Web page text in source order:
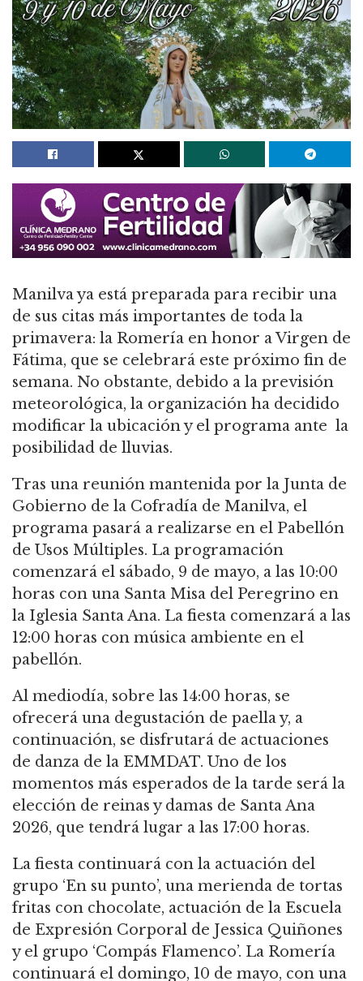
Manilva ya está preparada para recibir una
de sus citas más importantes de toda la
primavera: la Romería en honor a Virgen de
Fátima, que se celebrará este próximo fin de
semana. No obstante, debido a la previsión
meteorológica, la organización ha decidido
modificar la ubicación y el programa ante la
posibilidad de lluvias.
Tras una reunión mantenida por la Junta de
Gobierno de la Cofradía de Manilva, el
programa pasará a realizarse en el Pabellón
de Usos Múltiples. La programación
comenzará el sábado, 9 de mayo, a las 10:00
horas con una Santa Misa del Peregrino en
la Iglesia Santa Ana. La fiesta comenzará a las
12:00 horas con música ambiente en el
pabellón.
Al mediodía, sobre las 14:00 horas, se
ofrecerá una degustación de paella y, a
continuación, se disfrutará de actuaciones
de danza de la EMMDAT. Uno de los
momentos más esperados de la tarde será la
elección de reinas y damas de Santa Ana
2026, que tendrá lugar a las 17:00 horas.
La fiesta continuará con la actuación del
grupo ‘En su punto’, una merienda de tortas
fritas con chocolate, actuación de la Escuela
de Expresión Corporal de Jessica Quiñones
y el grupo ‘Compás Flamenco’. La Romería
continuará el domingo, 10 de mayo, con una